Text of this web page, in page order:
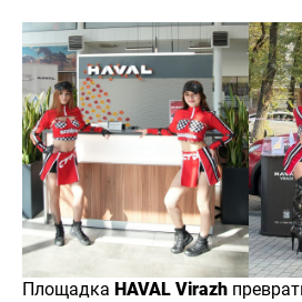
Площадка HAVAL Virazh